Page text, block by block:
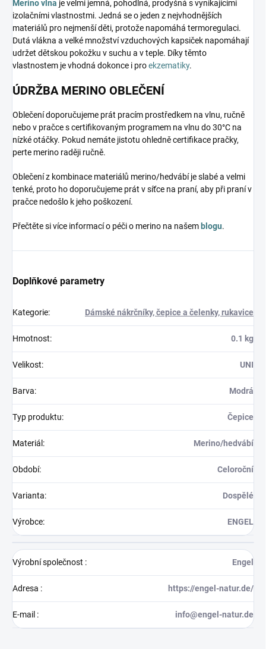
Merino vlna je velmi jemná, pohodlná, prodyšná s vynikajícími
izolačními vlastnostmi. Jedná se o jeden z nejvhodnějších
materiálů pro nejmenší děti, protože napomáhá termoregulaci.
Dutá vlákna a velké množství vzduchových kapsiček napomáhají
udržet dětskou pokožku v suchu a v teple. Díky těmto
vlastnostem je vhodná dokonce i proekzematiky.
ÚDRŽBA MERINO OBLEČENÍ
Oblečení doporučujeme prát pracím prostředkem na vlnu, ručně
nebo v pračce s certifikovaným programem na vlnu do 30°C na
nízké otáčky. Pokud nemáte jistotu ohledně certifikace pračky,
perte merino raději ručně.
Oblečení z kombinace materiálů merino/hedvábí je slabé a velmi
tenké, proto ho doporučujeme prát v síťce na praní, aby při praní v
pračce nedošlo k jeho poškození.
Přečtěte si více informací o péči o merino na našem blogu.
Doplňkové parametry
Kategorie: Dámské nákrčníky, čepice a čelenky, rukavice
Hmotnost: 0.1 kg
Velikost: UNI
Barva: Modrá
Typ produktu: Čepice
Materiál : Merino/hedvábí
Období: Celoroční
Varianta: Dospělé
Výrobce: ENGEL
Výrobní společnost : Engel
Adresa : https://engel-natur.de/
E-mail : info@engel-natur.de